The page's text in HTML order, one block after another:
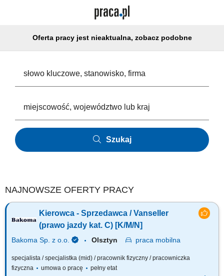
Oferta pracy jest nieaktualna, zobacz podobne
Szukaj
NAJNOWSZE OFERTY PRACY
Kierowca - Sprzedawca / Vanseller
(prawo jazdy kat. C) [K/M/N]
Bakoma Sp. z o.o. Olsztyn praca mobilna
specjalista / specjalistka (mid) / pracownik fizyczny / pracowniczka
fizyczna
umowa o pracę pełny etat